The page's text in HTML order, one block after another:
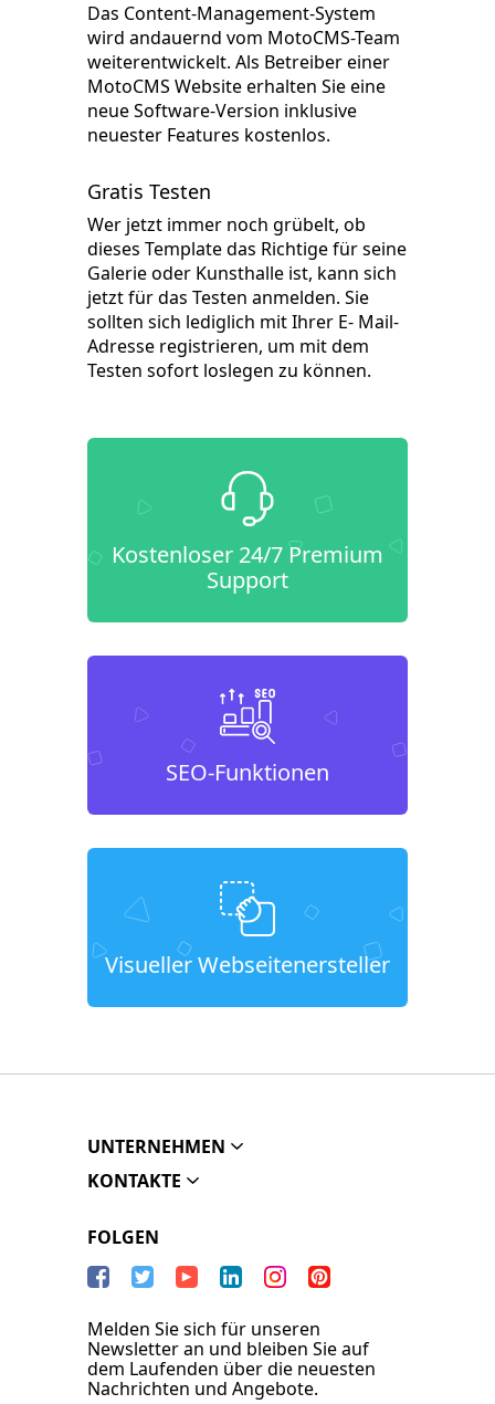
Das Content-Management-System
wird andauernd vom MotoCMS-Team
weiterentwickelt. Als Betreiber einer
MotoCMS Website erhalten Sie eine
neue Software-Version inklusive
neuester Features kostenlos.
Gratis Testen
Wer jetzt immer noch grübelt, ob
dieses Template das Richtige für seine
Galerie oder Kunsthalle ist, kann sich
jetzt für das Testen anmelden. Sie
sollten sich lediglich mit Ihrer E- Mail-
Adresse registrieren, um mit dem
Testen sofort loslegen zu können.
Kostenloser 24/7 Premium
Support
SEO-Funktionen
Visueller Webseitenersteller
UNTERNEHMEN
KONTAKTE
FOLGEN
Melden Sie sich für unseren
Newsletter an und bleiben Sie auf
dem Laufenden über die neuesten
Nachrichten und Angebote.